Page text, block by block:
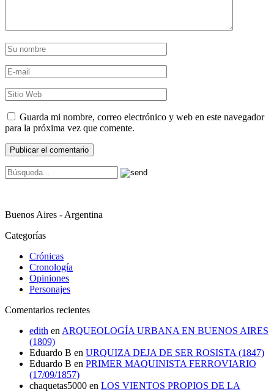
Guarda mi nombre, correo electrónico y web en este navegador
para la próxima vez que comente.
Buenos Aires - Argentina
Categorías
Crónicas
Cronología
Opiniones
Personajes
Comentarios recientes
edith en ARQUEOLOGÍA URBANA EN BUENOS AIRES
(1809)
Eduardo B en URQUIZA DEJA DE SER ROSISTA (1847)
Eduardo B en PRIMER MAQUINISTA FERROVIARIO
(17/09/1857)
chaquetas5000 en LOS VIENTOS PROPIOS DE LA